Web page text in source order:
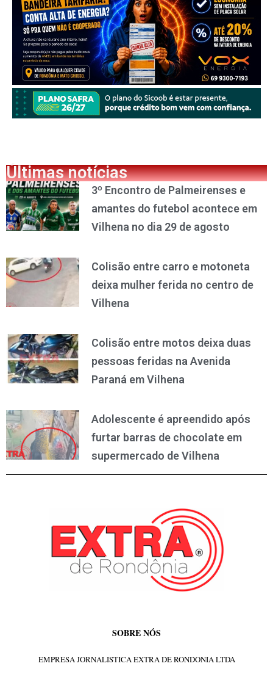
Últimas notícias
3º Encontro de Palmeirenses e
amantes do futebol acontece em
Vilhena no dia 29 de agosto
Colisão entre carro e motoneta
deixa mulher ferida no centro de
Vilhena
Colisão entre motos deixa duas
pessoas feridas na Avenida
Paraná em Vilhena
Adolescente é apreendido após
furtar barras de chocolate em
supermercado de Vilhena
SOBRE NÓS
EMPRESA JORNALISTICA EXTRA DE RONDONIA LTDA